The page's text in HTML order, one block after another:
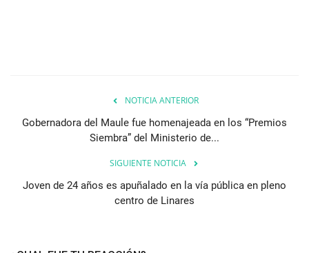
NOTICIA ANTERIOR
Gobernadora del Maule fue homenajeada en los “Premios
Siembra” del Ministerio de...
SIGUIENTE NOTICIA
Joven de 24 años es apuñalado en la vía pública en pleno
centro de Linares